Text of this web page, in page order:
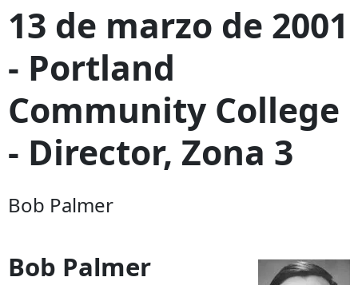
13 de marzo de 2001
- Portland
Community College
- Director, Zona 3
Bob Palmer
Bob Palmer